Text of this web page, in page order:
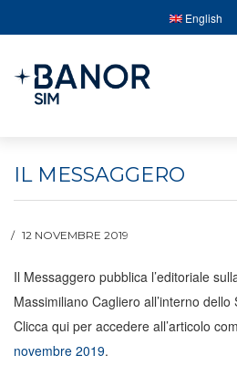
English
IL MESSAGGERO
12 NOVEMBRE 2019
Il Messaggero pubblica l’editoriale
Massimiliano Cagliero all’interno
Clicca qui per accedere all’articolo
novembre 2019.